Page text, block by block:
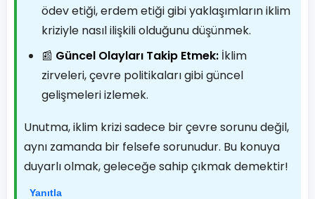
ödev etiği, erdem etiği gibi yaklaşımların iklim
kriziyle nasıl ilişkili olduğunu düşünmek.
📰 Güncel Olayları Takip Etmek: İklim
zirveleri, çevre politikaları gibi güncel
gelişmeleri izlemek.
Unutma, iklim krizi sadece bir çevre sorunu değil,
aynı zamanda bir felsefe sorunudur. Bu konuya
duyarlı olmak, geleceğe sahip çıkmak demektir!
Yanıtla